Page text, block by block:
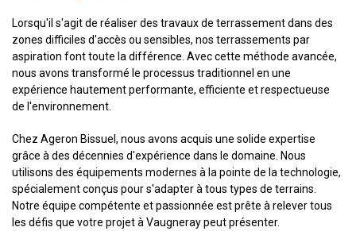
Lorsqu'il s'agit de réaliser des travaux de terrassement dans des
zones difficiles d'accès ou sensibles, nos terrassements par
aspiration font toute la différence. Avec cette méthode avancée,
nous avons transformé le processus traditionnel en une
expérience hautement performante, efficiente et respectueuse
de l'environnement.
Chez Ageron Bissuel, nous avons acquis une solide expertise
grâce à des décennies d'expérience dans le domaine. Nous
utilisons des équipements modernes à la pointe de la technologie,
spécialement conçus pour s'adapter à tous types de terrains.
Notre équipe compétente et passionnée est prête à relever tous
les défis que votre projet à Vaugneray peut présenter.